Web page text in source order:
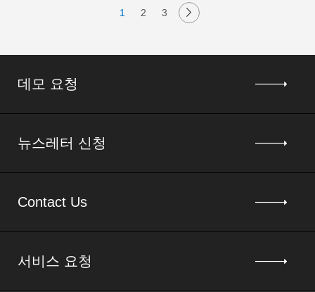
1 2 3
데모 요청
뉴스레터 신청
Contact Us
서비스 요청